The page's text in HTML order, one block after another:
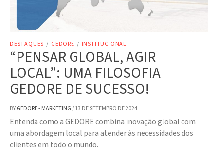
DESTAQUES / GEDORE / INSTITUCIONAL
“PENSAR GLOBAL, AGIR
LOCAL”: UMA FILOSOFIA
GEDORE DE SUCESSO!
BYGEDORE - MARKETING/13 DE SETEMBRO DE 2024
Entenda como a GEDORE combina inovação global com
uma abordagem local para atender às necessidades dos
clientes em todo o mundo.